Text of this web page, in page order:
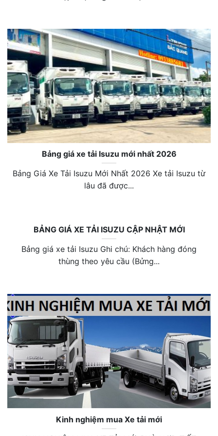
Bảng giá xe tải Isuzu mới nhất 2026
Bảng Giá Xe Tải Isuzu Mới Nhất 2026 Xe tải Isuzu từ
lâu đã được...
BẢNG GIÁ XE TẢI ISUZU CẬP NHẬT MỚI
Bảng giá xe tải Isuzu Ghi chú: Khách hàng đóng
thùng theo yêu cầu (Bửng...
Kinh nghiệm mua Xe tải mới